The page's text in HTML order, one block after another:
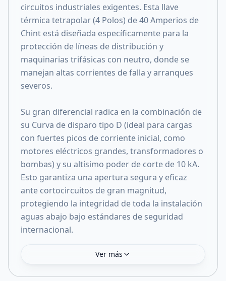
circuitos industriales exigentes. Esta llave
térmica tetrapolar (4 Polos) de 40 Amperios de
Chint está diseñada específicamente para la
protección de líneas de distribución y
maquinarias trifásicas con neutro, donde se
manejan altas corrientes de falla y arranques
severos.
Su gran diferencial radica en la combinación de
su Curva de disparo tipo D (ideal para cargas
con fuertes picos de corriente inicial, como
motores eléctricos grandes, transformadores o
bombas) y su altísimo poder de corte de 10 kA.
Esto garantiza una apertura segura y eficaz
ante cortocircuitos de gran magnitud,
protegiendo la integridad de toda la instalación
aguas abajo bajo estándares de seguridad
internacional.
Ver más